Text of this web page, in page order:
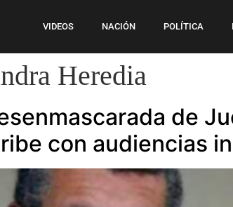
VIDEOS NACIÓN POLÍTICA
Heredia
de
con audiencias